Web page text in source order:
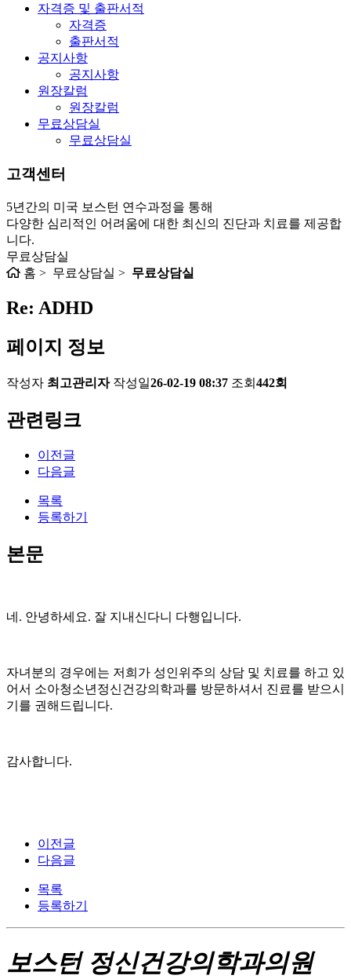
자격증 및 출판서적
자격증
출판서적
공지사항
공지사항
원장칼럼
원장칼럼
무료상담실
무료상담실
고객센터
5년간의 미국 보스턴 연수과정을 통해
다양한 심리적인 어려움에 대한 최신의 진단과 치료를 제공합
니다.
무료상담실
홈 > 무료상담실 > 무료상담실
Re: ADHD
페이지 정보
작성자 최고관리자 작성일26-02-19 08:37 조회 442회
관련링크
이전글
다음글
목록
등록하기
본문
네. 안녕하세요. 잘 지내신다니 다행입니다.
자녀분의 경우에는 저희가 성인위주의 상담 및 치료를 하고 있
어서 소아청소년정신건강의학과를 방문하셔서 진료를 받으시
기를 권해드립니다.
감사합니다.
이전글
다음글
목록
등록하기
보스턴 정신건강의학과의원